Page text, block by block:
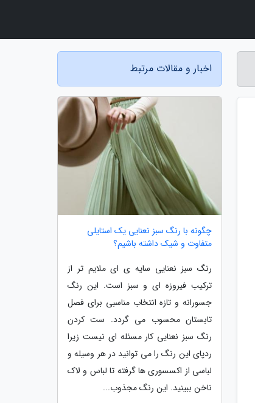
اخبار و مقالات مرتبط
چگونه با رنگ سبز نعنایی یک استایلی
متفاوت و شیک داشته باشیم؟
رنگ سبز نعنایی سایه ی ای ملایم تر از
ترکیب فیروزه ای و سبز است. این رنگ
جسورانه و تازه انتخاب مناسبی برای فصل
تابستان محسوب می گردد. ست کردن
رنگ سبز نعنایی کار مسئله ای نیست زیرا
ردپای این رنگ را می توانید در هر وسیله و
لباسی از اکسسوری ها گرفته تا لباس و لاک
ناخن ببینید. این رنگ مجذوب...